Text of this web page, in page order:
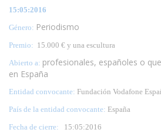
15:05:2016
Género: Periodismo
Premio: 15.000 € y una escultura
Abierto a: profesionales, españoles o
en España
Entidad convocante: Fundación Vodafone
País de la entidad convocante: España
Fecha de cierre: 15:05:2016